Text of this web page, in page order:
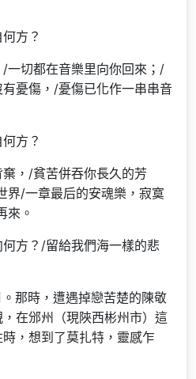
方？
一切都在音樂里向你回來；/
憂傷，/憂傷已化作一串串音
方？
，/貧苦併吞你長久的芳
界/一章最后的安魂樂，寂寞
來。
方？/留給我們海一樣的悲
那時，遭遇掉戀苦楚的陳敬
在邠州（現陜西彬州市）這
，想到了莫扎特，靈感乍